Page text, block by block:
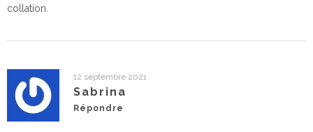
collation.
12 septembre 2021
Sabrina
Répondre